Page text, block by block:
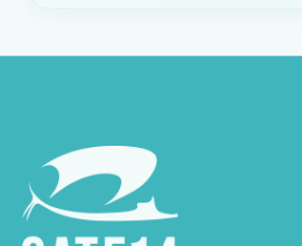
90 Ø x 150 h
COLORE
Giallo